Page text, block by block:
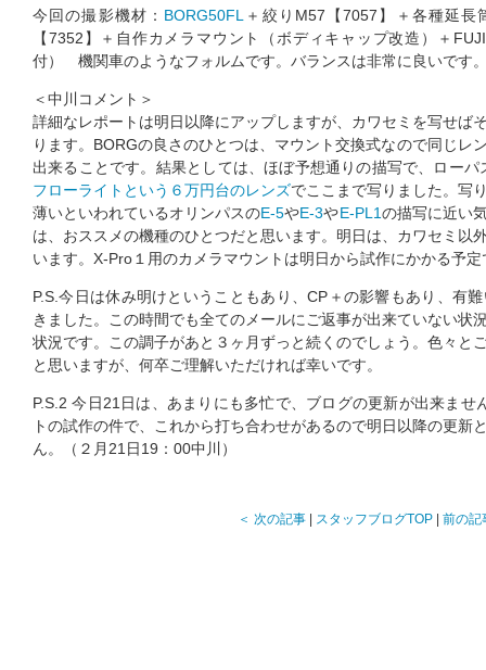
今回の撮影機材： BORG50FL ＋絞りM57【7057】＋各種延
【7352】＋自作カメラマウント（ボディキャップ改造）＋
付） 機関車のようなフォルムです。バランスは非常に良いです
＜中川コメント＞
詳細なレポートは明日以降にアップしますが、カワセミを写せば
ります。BORGの良さのひとつは、マウント交換式なので同じレ
出来ることです。結果としては、ほぼ予想通りの描写で、ロー
フローライトという６万円台のレンズでここまで写りました。写
薄いといわれているオリンパスのE-5やE-3やE-PL1の描写に近い
は、おススメの機種のひとつだと思います。明日は、カワセミ以
います。X-Pro１用のカメラマウントは明日から試作にかかる予定
P.S.今日は休み明けということもあり、CP＋の影響もあり、有
きました。この時間でも全てのメールにご返事が出来ていない状
状況です。この調子があと３ヶ月ずっと続くのでしょう。色々と
と思いますが、何卒ご理解いただければ幸いです。
P.S.2 今日21日は、あまりにも多忙で、ブログの更新が出来ませ
トの試作の件で、これから打ち合わせがあるので明日以降の更新
ん。（２月21日19：00中川）
＜ 次の記事 スタッフブログTOP 前の記